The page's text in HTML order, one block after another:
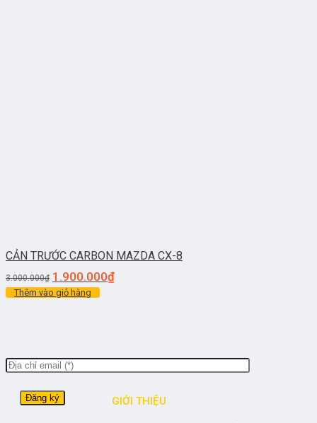
CẢN TRƯỚC CARBON MAZDA CX-8
3.000.000₫ 1.900.000₫
Thêm vào giỏ hàng
GIỚI THIỆU